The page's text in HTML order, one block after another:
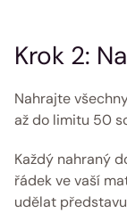
Krok 2:
Nahrajte
až do limitu 50
Každý nahraný
řádek ve vaší
udělat